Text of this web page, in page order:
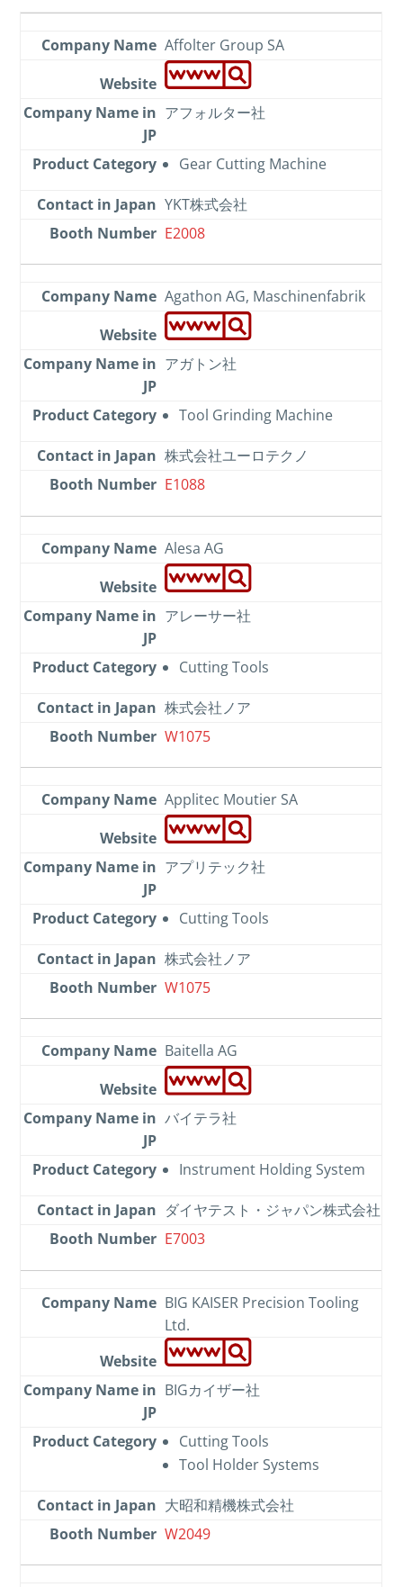
Affolter Group SA
アフォルター社
Gear Cutting Machine
YKT株式会社
E2008
Agathon AG, Maschinenfabrik
アガトン社
Tool Grinding Machine
株式会社ユーロテクノ
E1088
Alesa AG
アレーサー社
Cutting Tools
株式会社ノア
W1075
Applitec Moutier SA
アプリテック社
Cutting Tools
株式会社ノア
W1075
Baitella AG
バイテラ社
Instrument Holding System
ダイヤテスト・ジャパン株式会社
E7003
BIG KAISER Precision Tooling
Ltd.
BIGカイザー社
Cutting Tools
Tool Holder Systems
大昭和精機株式会社
W2049